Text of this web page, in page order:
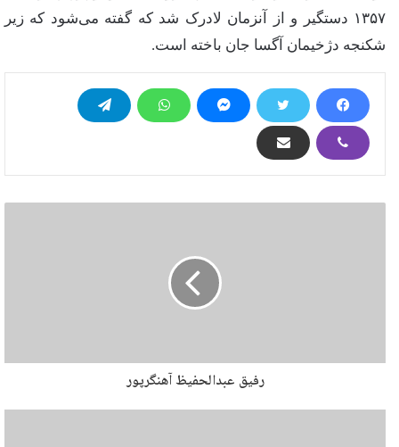
۱۳۵۷ دستگیر و از آنزمان لادرک شد که گفته می‌شود که زیر
شکنجه دژخیمان آگسا جان باخته است.
رفیق عبدالحفیظ آهنگرپور